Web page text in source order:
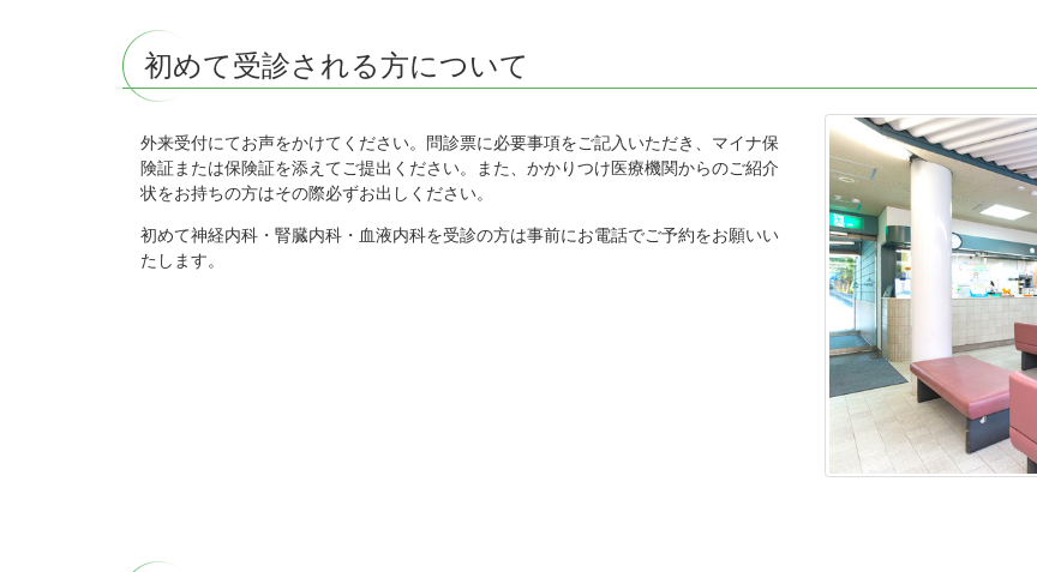
初めて受診される方について
外来受付にてお声をかけてください。問診票に必要事項をご記入いただき、マイナ保
険証または保険証を添えてご提出ください。また、かかりつけ医療機関からのご紹介
状をお持ちの方はその際必ずお出しください。
初めて神経内科・腎臓内科・血液内科を受診の方は事前にお電話でご予約をお願いい
たします。